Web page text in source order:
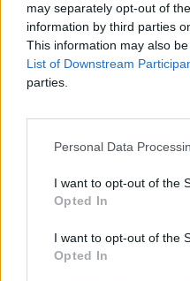
may separately opt-out of
information by third parties
This information may also
List of Downstream
parties.
Personal Data
I want to opt-out of the
Opted In
I want to opt-out of the
Opted In
Reklama
Reklama